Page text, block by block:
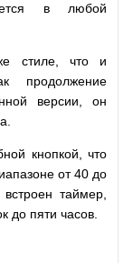
в любой
стиле, что и
продолжение
версии, он
кнопкой, что
от 40 до
таймер,
до пяти часов.